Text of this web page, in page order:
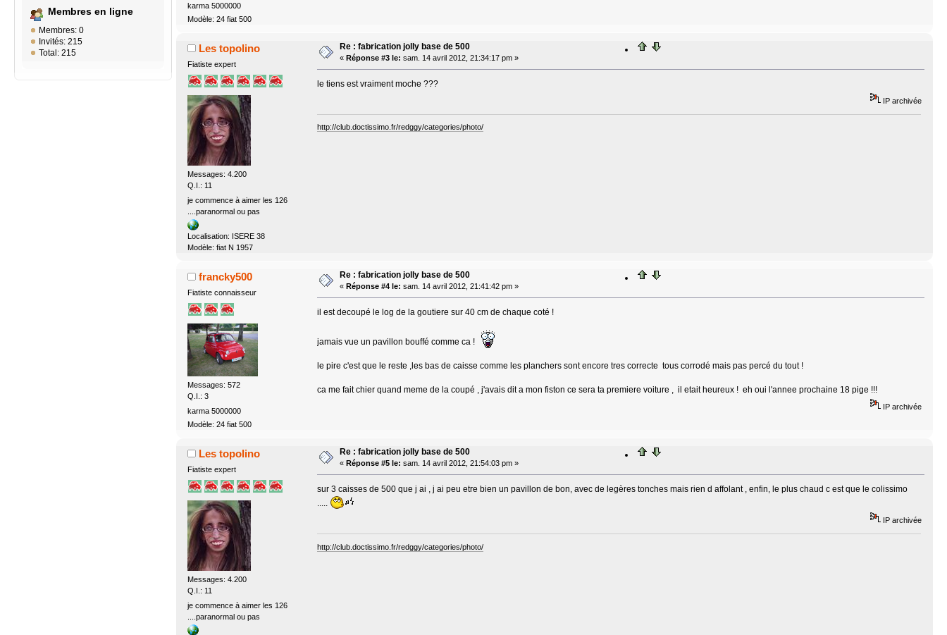
Membres en ligne
Membres: 0
Invités: 215
Total: 215
karma 5000000
Modèle: 24 fiat 500
Les topolino
Fiatiste expert
Messages: 4.200
Q.I.: 11
je commence à aimer les 126
....paranormal ou pas
Localisation: ISERE 38
Modèle: fiat N 1957
Re : fabrication jolly base de 500
« Réponse #3 le: sam. 14 avril 2012, 21:34:17 pm »
le tiens est vraiment moche ???
IP archivée
http://club.doctissimo.fr/redggy/categories/photo/
francky500
Fiatiste connaisseur
Messages: 572
Q.I.: 3
karma 5000000
Modèle: 24 fiat 500
Re : fabrication jolly base de 500
« Réponse #4 le: sam. 14 avril 2012, 21:41:42 pm »
il est decoupé le log de la goutiere sur 40 cm de chaque coté !
jamais vue un pavillon bouffé comme ca !
le pire c'est que le reste ,les bas de caisse comme les planchers sont encore tres correcte tous corrodé mais pas percé du tout !
ca me fait chier quand meme de la coupé , j'avais dit a mon fiston ce sera ta premiere voiture , il etait heureux ! eh oui l'annee prochaine 18 pige !!!
IP archivée
Les topolino
Fiatiste expert
Messages: 4.200
Q.I.: 11
je commence à aimer les 126
....paranormal ou pas
Re : fabrication jolly base de 500
« Réponse #5 le: sam. 14 avril 2012, 21:54:03 pm »
sur 3 caisses de 500 que j ai , j ai peu etre bien un pavillon de bon, avec de legères tonches mais rien d affolant , enfin, le plus chaud c est que le colissimo
.....
IP archivée
http://club.doctissimo.fr/redggy/categories/photo/